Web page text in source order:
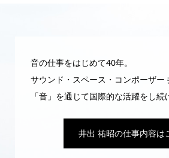
音の仕事をはじめて40年。
サウンド・スペース・コンポーザー
「音」を通じて国際的な活躍をし続
井出 祐昭の仕事内容は